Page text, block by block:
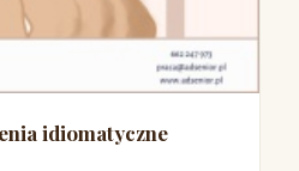
idiomatyczne